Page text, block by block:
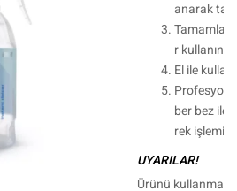
anarak
r kullanın.
El ile
ber bez ile
rek işlemi
UYARILAR!
Ürünü